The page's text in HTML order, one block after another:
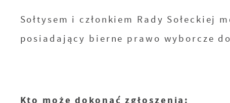
Sołtysem i członkiem Rady Sołeckiej
posiadający bierne prawo wyborcze
Kto może dokonać zgłoszenia: